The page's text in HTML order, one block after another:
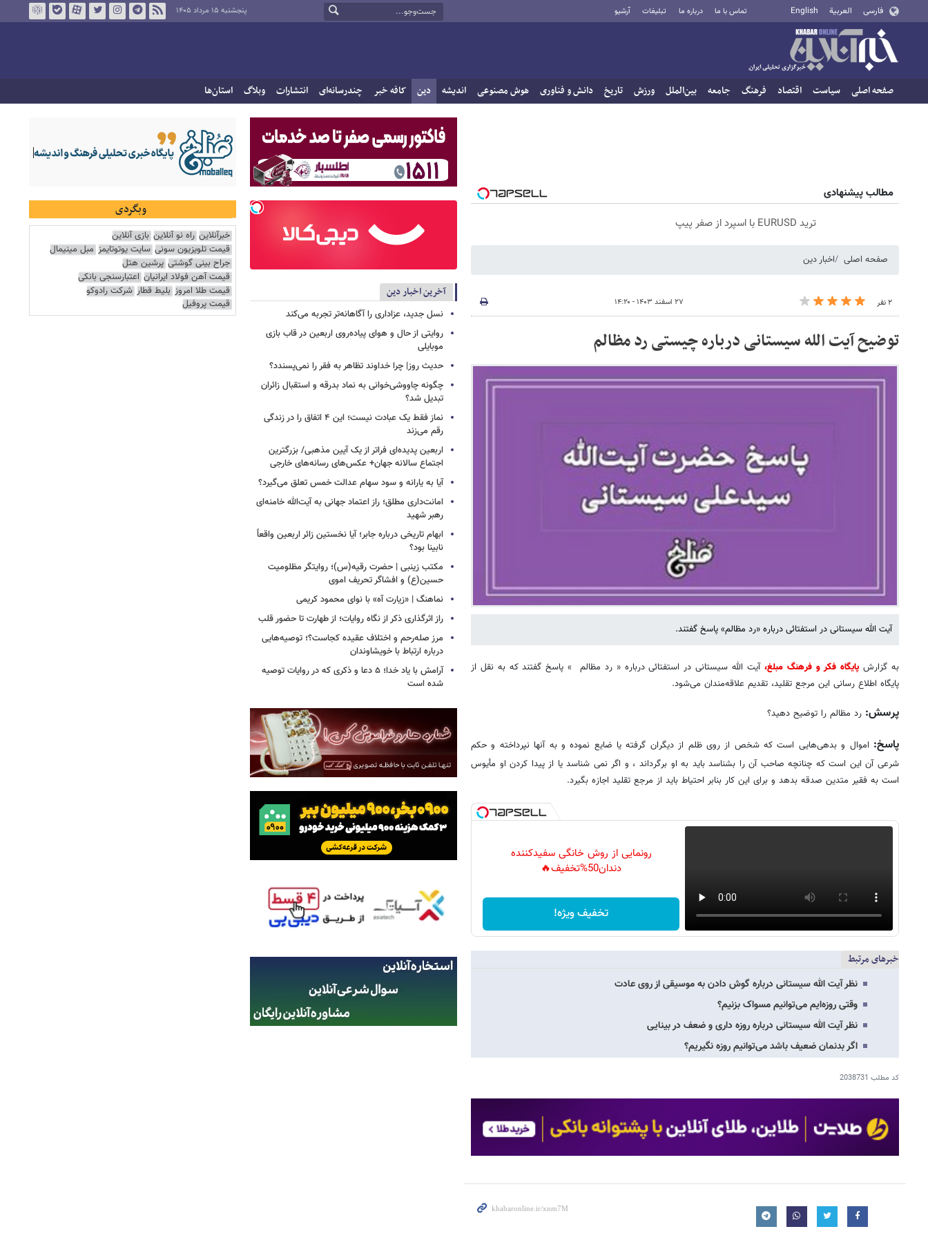
فارسی العربية English تماس با ما درباره ما تبلیغات آرشیو پنجشنبه ۱۵ مرداد ۱۴۰۵
صفحه اصلی سیاست اقتصاد فرهنگ جامعه بین‌الملل ورزش تاریخ دانش و فناوری هوش مصنوعی اندیشه دین کافه خبر چندرسانه‌ای انتشارات وبلاگ استان‌ها
مطالب پیشنهادی
ترید EURUSD با اسپرد از صفر پیپ
صفحه اصلی اخبار دین
۲ نفر ۲۷ اسفند ۱۴۰۳ - ۱۴:۲۰
توضیح آیت الله سیستانی درباره چیستی رد مظالم
آیت الله سیستانی در استفتائی درباره «رد مظالم» پاسخ گفتند.
به گزارش پایگاه فکر و فرهنگ مبلغ، آیت الله سیستانی در استفتائی درباره « رد مظالم » پاسخ گفتند که به نقل از
پایگاه اطلاع رسانی این مرجع تقلید، تقدیم علاقه‌مندان می‌شود.
پرسش: رد مظالم را توضیح دهید؟
پاسخ: اموال و بدهی‌هایی است که شخص از روی ظلم از دیگران گرفته یا ضایع نموده و به آنها نپرداخته و حکم
شرعی آن این است که چنانچه صاحب آن را بشناسد باید به او برگرداند ، و اگر نمی شناسد یا از پیدا کردن او مأیوس
است به فقیر متدین صدقه بدهد و برای این کار بنابر احتیاط باید از مرجع تقلید اجازه بگیرد.
رونمایی از روش خانگی سفیدکننده
دندان50%تخفیف🔥
تخفیف ویژه!
خبرهای مرتبط
نظر آیت الله سیستانی درباره گوش دادن به موسیقی از روی عادت
وقتی روزه‌ایم می‌توانیم مسواک بزنیم؟
نظر آیت الله سیستانی درباره روزه داری و ضعف در بینایی
اگر بدنمان ضعیف باشد می‌توانیم روزه نگیریم؟
کد مطلب 2038731
آخرین اخبار دین
نسل جدید، عزاداری را آگاهانه‌تر تجربه می‌کند
روایتی از حال و هوای پیاده‌روی اربعین در قاب بازی
موبایلی
حدیث روز| چرا خداوند تظاهر به فقر را نمی‌پسندد؟
چگونه چاووشی‌خوانی به نماد بدرقه و استقبال زائران
تبدیل شد؟
نماز فقط یک عبادت نیست؛ این ۴ اتفاق را در زندگی
رقم می‌زند
اربعین پدیده‌ای فراتر از یک آیین مذهبی/ بزرگترین
اجتماع سالانه جهان+ عکس‌های رسانه‌های خارجی
آیا به یارانه و سود سهام عدالت خمس تعلق می‌گیرد؟
امانت‌داری مطلق؛ راز اعتماد جهانی به آیت‌الله خامنه‌ای
رهبر شهید
ابهام تاریخی درباره جابر؛ آیا نخستین زائر اربعین واقعاً
نابینا بود؟
مکتب زینبی | حضرت رقیه(س)؛ روایتگر مظلومیت
حسین(ع) و افشاگر تحریف اموی
نماهنگ | «زیارت آه» با نوای محمود کریمی
راز اثرگذاری ذکر از نگاه روایات؛ از طهارت تا حضور قلب
مرز صله‌رحم و اختلاف عقیده کجاست؟؛ توصیه‌هایی
درباره ارتباط با خویشاوندان
آرامش با یاد خدا؛ ۵ دعا و ذکری که در روایات توصیه
شده است
وبگردی
خبرآنلاین راه نو آنلاین بازی آنلاین
قیمت تلویزیون سونی سایت یوتوتایمز مبل مینیمال
جراح بینی گوشتی پرشین هتل
قیمت آهن فولاد ایرانیان اعتبارسنجی بانکی
قیمت طلا امروز بلیط قطار شرکت رادوکو
قیمت پروفیل